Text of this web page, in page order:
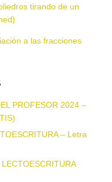
tirando de un
a las fracciones
PROFESOR 2024 –
– Letra